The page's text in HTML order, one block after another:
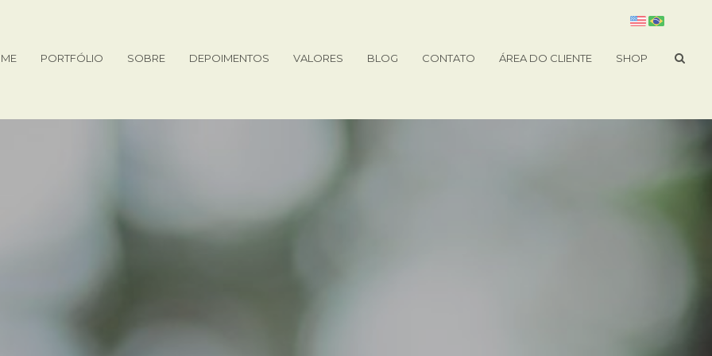
PORTFÓLIO SOBRE DEPOIMENTOS VALORES BLOG CONTATO ÁREA DO CLIENTE SHOP